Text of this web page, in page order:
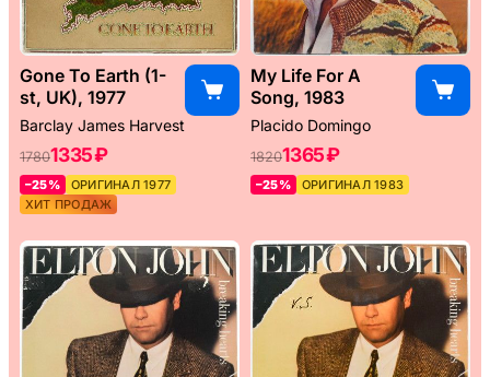
Gone To Earth (1-
st, UK), 1977
Barclay James Harvest
17801335 ₽
–25%
ОРИГИНАЛ 1977
ХИТ ПРОДАЖ
My Life For A
Song, 1983
Placido Domingo
18201365 ₽
–25% ОРИГИНАЛ 1983